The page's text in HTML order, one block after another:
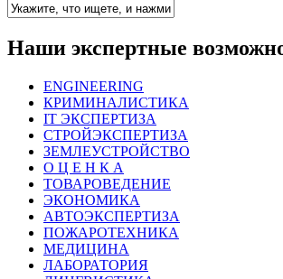
Наши экспертные
ENGINEERING
КРИМИНАЛИСТИКА
IT ЭКСПЕРТИЗА
СТРОЙЭКСПЕРТИЗА
ЗЕМЛЕУСТРОЙСТВО
О Ц Е Н К А
ТОВАРОВЕДЕНИЕ
ЭКОНОМИКА
АВТОЭКСПЕРТИЗА
ПОЖАРОТЕХНИКА
МЕДИЦИНА
ЛАБОРАТОРИЯ